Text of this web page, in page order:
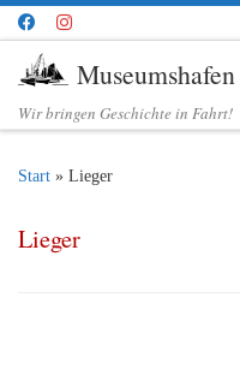
Zum Inhalt springen
Wir bringen Geschichte in Fahrt!
Start » Lieger
Lieger